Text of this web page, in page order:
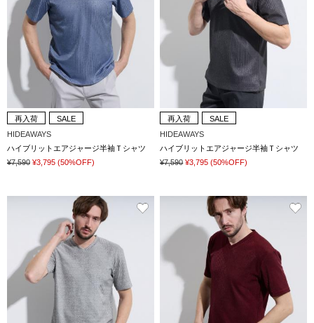
再入荷
SALE
HIDEAWAYS
ハイブリットエアジャージ半袖Ｔシャツ
¥7,590 ¥3,795 (50%OFF)
再入荷
SALE
HIDEAWAYS
ハイブリットエアジャージ半袖Ｔシャツ
¥7,590 ¥3,795 (50%OFF)